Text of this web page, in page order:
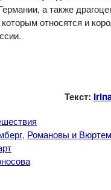
а также
относятся и
Текст:
, Романовы и